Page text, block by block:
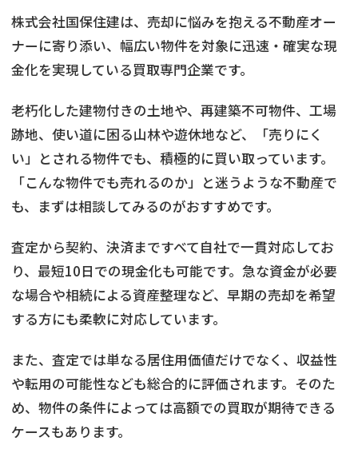
株式会社国保住建は、売却に悩みを抱える不動産オー
ナーに寄り添い、幅広い物件を対象に迅速・確実な現
金化を実現している買取専門企業です。
老朽化した建物付きの土地や、再建築不可物件、工場
跡地、使い道に困る山林や遊休地など、「売りにく
い」とされる物件でも、積極的に買い取っています。
「こんな物件でも売れるのか」と迷うような不動産で
も、まずは相談してみるのがおすすめです。
査定から契約、決済まですべて自社で一貫対応してお
り、最短10日での現金化も可能です。急な資金が必要
な場合や相続による資産整理など、早期の売却を希望
する方にも柔軟に対応しています。
また、査定では単なる居住用価値だけでなく、収益性
や転用の可能性なども総合的に評価されます。そのた
め、物件の条件によっては高額での買取が期待できる
ケースもあります。